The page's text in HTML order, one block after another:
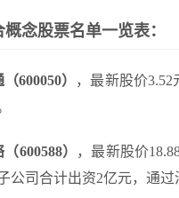
念股票名单一览表：
600050）
，最新股价
600588）
，最新股价
公司合计出资2亿元，通